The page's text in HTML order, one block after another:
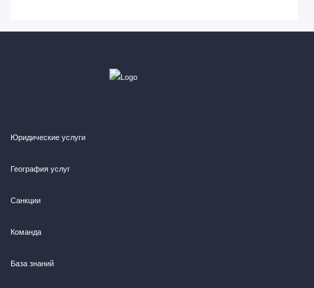
Юридические услуги
География услуг
Санкции
Команда
База знаний